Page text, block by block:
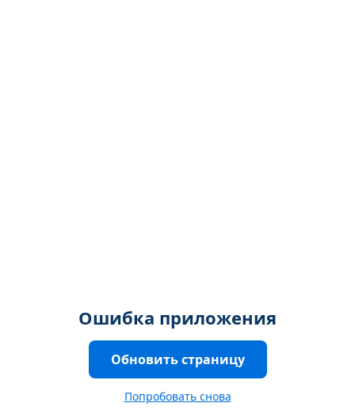
Ошибка приложения
Обновить страницу
Попробовать снова